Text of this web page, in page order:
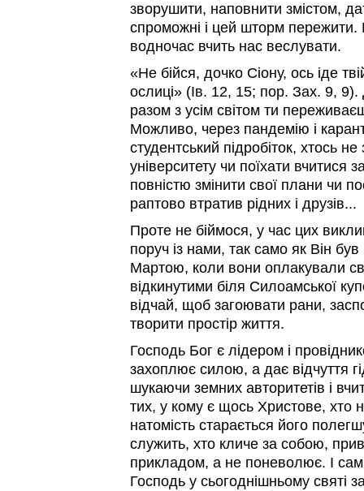
зворушити, наповнити змістом,
спроможні і цей шторм пережити.
водночас вчить нас веслувати.
«Не бійся, дочко Сіону, ось іде
ослиці» (Ів. 12, 15; пор. Зах. 9,
разом з усім світом ти
Можливо, через пандемію і
студентський підробіток, хтось
університету чи поїхати вчитися
повністю змінити свої плани чи
раптово втратив рідних і друзів...
Проте не біймося, у час цих
поруч із нами, так само як Він
Мартою, коли вони оплакували
відкинутими біля Силоамської
відчай, щоб загоювати рани,
творити простір життя.
Господь Бог є лідером і
захоплює силою, а дає відчуття
шукаючи земних авторитетів і
тих, у кому є щось Христове, хто
натомість старається його
служить, хто кличе за собою,
прикладом, а не поневолює. І
Господь у сьогоднішньому святі